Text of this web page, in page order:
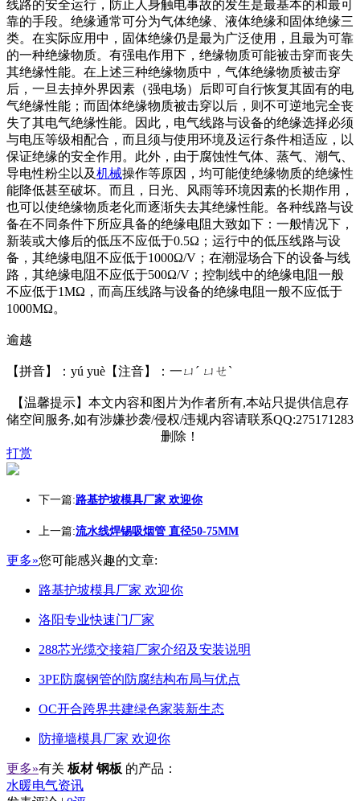
线路的安全运行，防止人身触电事故的发生是最基本的和最可
靠的手段。绝缘通常可分为气体绝缘、液体绝缘和固体绝缘三
类。在实际应用中，固体绝缘仍是最为广泛使用，且最为可靠
的一种绝缘物质。有强电作用下，绝缘物质可能被击穿而丧失
其绝缘性能。在上述三种绝缘物质中，气体绝缘物质被击穿
后，一旦去掉外界因素（强电场）后即可自行恢复其固有的电
气绝缘性能；而固体绝缘物质被击穿以后，则不可逆地完全丧
失了其电气绝缘性能。因此，电气线路与设备的绝缘选择必须
与电压等级相配合，而且须与使用环境及运行条件相适应，以
保证绝缘的安全作用。此外，由于腐蚀性气体、蒸气、潮气、
导电性粉尘以及机械操作等原因，均可能使绝缘物质的绝缘性
能降低甚至破坏。而且，日光、风雨等环境因素的长期作用，
也可以使绝缘物质老化而逐渐失去其绝缘性能。各种线路与设
备在不同条件下所应具备的绝缘电阻大致如下：一般情况下，
新装或大修后的低压不应低于0.5Ω；运行中的低压线路与设
备，其绝缘电阻不应低于1000Ω/V；在潮湿场合下的设备与线
路，其绝缘电阻不应低于500Ω/V；控制线中的绝缘电阻一般
不应低于1MΩ，而高压线路与设备的绝缘电阻一般不应低于
1000MΩ。
逾越
【拼音】：yú yuè【注音】：一ㄩˊ ㄩㄝˋ
【温馨提示】本文内容和图片为作者所有,本站只提供信息存
储空间服务,如有涉嫌抄袭/侵权/违规内容请联系QQ:275171283
删除！
打赏
下一篇:路基护坡模具厂家 欢迎你
上一篇:流水线焊锡吸烟管 直径50-75MM
更多»您可能感兴趣的文章:
路基护坡模具厂家 欢迎你
洛阳专业快速门厂家
288芯光缆交接箱厂家介绍及安装说明
3PE防腐钢管的防腐结构布局与优点
OC开合跨界共建绿色家装新生态
防撞墙模具厂家 欢迎你
更多»有关 板材 钢板 的产品：
水暖电气资讯